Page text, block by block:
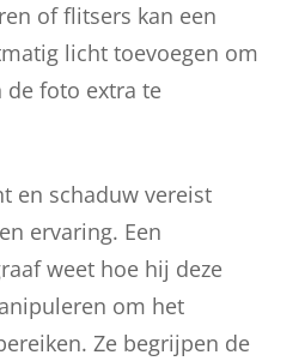
of flitsers kan een
licht toevoegen om
de foto extra te
en schaduw vereist
ervaring. Een
weet hoe hij deze
om het
Ze begrijpen de